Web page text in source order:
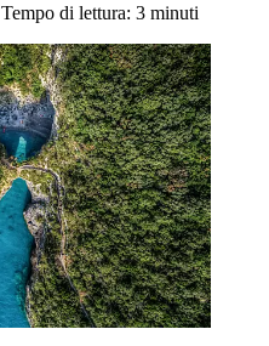
Tempo di lettura: 3 minuti